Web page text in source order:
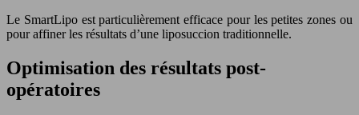
Le SmartLipo est particulièrement efficace pour les petites zones ou
pour affiner les résultats d’une liposuccion traditionnelle.
Optimisation des résultats post-
opératoires